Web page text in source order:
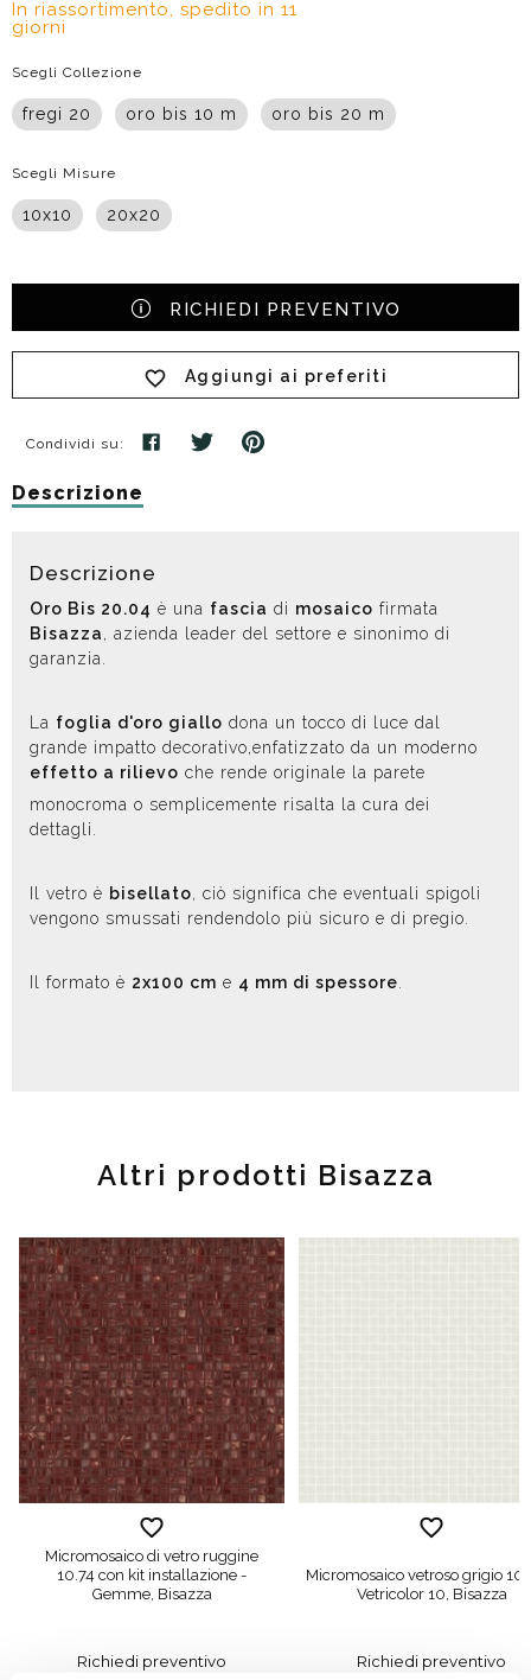
In riassortimento, spedito in 11
giorni
Scegli Collezione
fregi 20 oro bis 10 m oro bis 20 m
Scegli Misure
10x10 20x20
RICHIEDI PREVENTIVO
Aggiungi ai preferiti
Condividi su:
Descrizione
Descrizione
Oro Bis 20.04 è una fascia di mosaico firmata
Bisazza, azienda leader del settore e sinonimo di
garanzia.
La foglia d'oro giallo dona un tocco di luce dal
grande impatto decorativo,enfatizzato da un moderno
effetto a rilievo che rende originale la parete
monocroma o semplicemente risalta la cura dei
dettagli.
Il vetro è bisellato, ciò significa che eventuali spigoli
vengono smussati rendendolo più sicuro e di pregio.
Il formato è 2x100 cm e 4 mm di spessore
Altri prodotti Bisazza
Micromosaico di vetro ruggine
10.74 con kit installazione -
Gemme, Bisazza
Richiedi preventivo
Micromosaico vetroso grigio
Vetricolor 10, Bisazza
Richiedi preventivo